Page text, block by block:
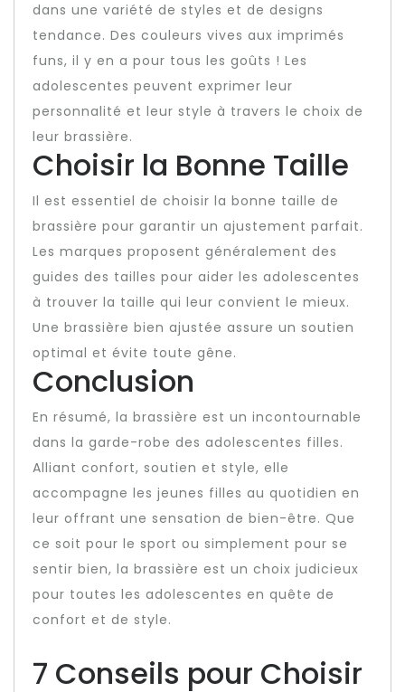
dans une variété de styles et de designs
tendance. Des couleurs vives aux imprimés
funs, il y en a pour tous les goûts ! Les
adolescentes peuvent exprimer leur
personnalité et leur style à travers le choix de
leur brassière.
Choisir la Bonne Taille
Il est essentiel de choisir la bonne taille de
brassière pour garantir un ajustement parfait.
Les marques proposent généralement des
guides des tailles pour aider les adolescentes
à trouver la taille qui leur convient le mieux.
Une brassière bien ajustée assure un soutien
optimal et évite toute gêne.
Conclusion
En résumé, la brassière est un incontournable
dans la garde-robe des adolescentes filles.
Alliant confort, soutien et style, elle
accompagne les jeunes filles au quotidien en
leur offrant une sensation de bien-être. Que
ce soit pour le sport ou simplement pour se
sentir bien, la brassière est un choix judicieux
pour toutes les adolescentes en quête de
confort et de style.
7 Conseils pour Choisir